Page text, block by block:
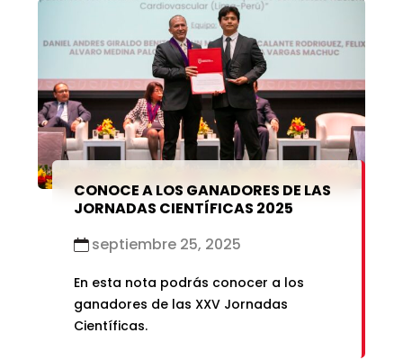
CONOCE A LOS GANADORES DE LAS
JORNADAS CIENTÍFICAS 2025
septiembre 25, 2025
En esta nota podrás conocer a los
ganadores de las XXV Jornadas
Científicas.